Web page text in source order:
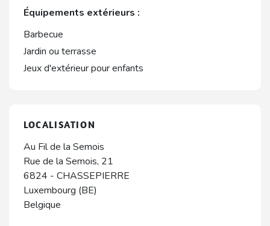
Équipements extérieurs :
Barbecue
Jardin ou terrasse
Jeux d'extérieur pour enfants
LOCALISATION
Au Fil de la Semois
Rue de la Semois, 21
6824 - CHASSEPIERRE
Luxembourg (BE)
Belgique